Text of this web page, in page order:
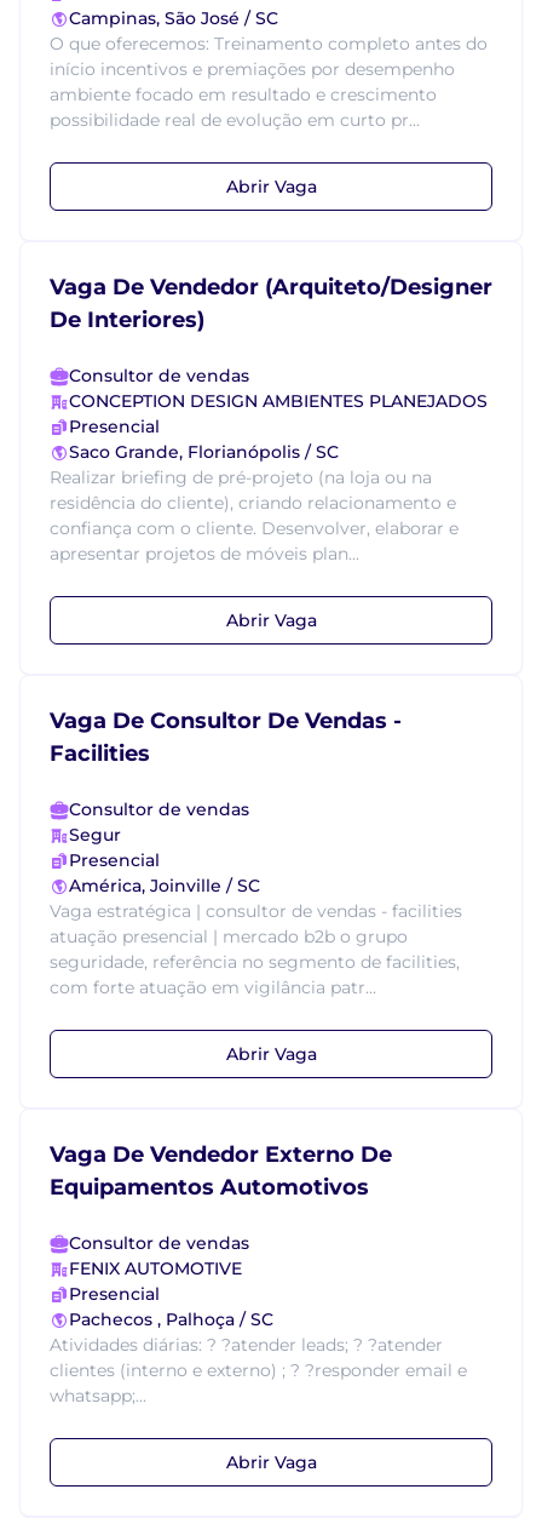
Campinas, São José / SC
O que oferecemos: Treinamento completo antes do
início incentivos e premiações por desempenho
ambiente focado em resultado e crescimento
possibilidade real de evolução em curto pr...
Abrir Vaga
Vaga De Vendedor (Arquiteto/Designer
De Interiores)
Consultor de vendas
CONCEPTION DESIGN AMBIENTES PLANEJADOS
Presencial
Saco Grande, Florianópolis / SC
Realizar briefing de pré-projeto (na loja ou na
residência do cliente), criando relacionamento e
confiança com o cliente. Desenvolver, elaborar e
apresentar projetos de móveis plan...
Abrir Vaga
Vaga De Consultor De Vendas -
Facilities
Consultor de vendas
Segur
Presencial
América, Joinville / SC
Vaga estratégica | consultor de vendas - facilities
atuação presencial | mercado b2b o grupo
seguridade, referência no segmento de facilities,
com forte atuação em vigilância patr...
Abrir Vaga
Vaga De Vendedor Externo De
Equipamentos Automotivos
Consultor de vendas
FENIX AUTOMOTIVE
Presencial
Pachecos , Palhoça / SC
Atividades diárias: ? ?atender leads; ? ?atender
clientes (interno e externo) ; ? ?responder email e
whatsapp;...
Abrir Vaga